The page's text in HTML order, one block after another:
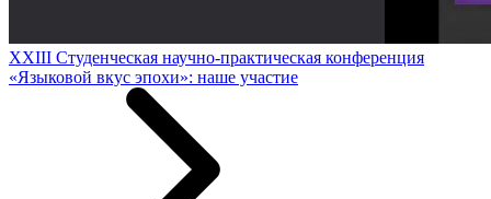
XXIII Студенческая научно-практическая конференция
«Языковой вкус эпохи»: наше участие